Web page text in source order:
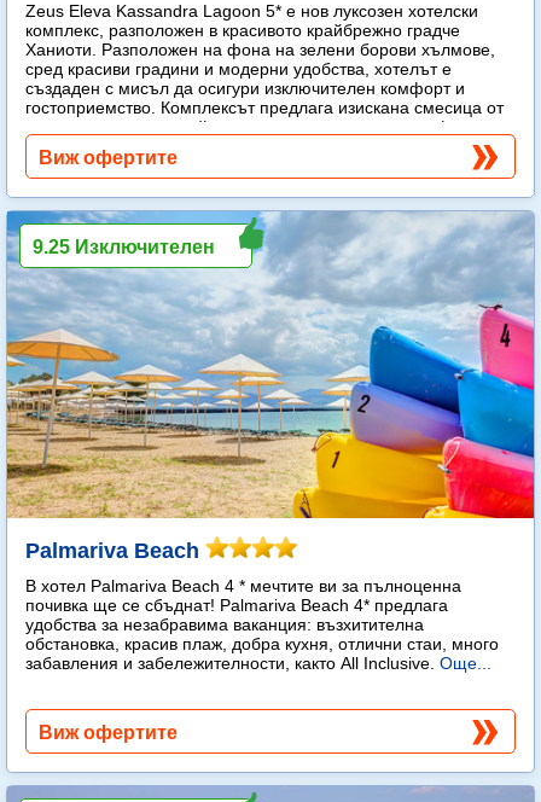
Zeus Eleva Kassandra Lagoon 5* е нов луксозен хотелски
комплекс, разположен в красивото крайбрежно градче
Ханиоти. Разположен на фона на зелени борови хълмове,
сред красиви градини и модерни удобства, хотелът е
създаден с мисъл да осигури изключителен комфорт и
гостоприемство. Комплексът предлага изискана смесица от
модерен лукс и спокойна средиземноморска атмосфера.
Още...
Виж офертите
Palmariva Beach
В хотел Palmariva Beach 4 * мечтите ви за пълноценна
почивка ще се сбъднат! Palmariva Beach 4* предлага
удобства за незабравима ваканция: възхитителна
обстановка, красив плаж, добра кухня, отлични стаи, много
забавления и забележителности, както All Inclusive. Още...
9.25 Изключителен
Виж офертите